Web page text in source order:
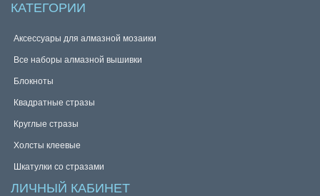
КАТЕГОРИИ
Аксессуары для алмазной мозаики
Все наборы алмазной вышивки
Блокноты
Квадратные стразы
Круглые стразы
Холсты клеевые
Шкатулки со стразами
ЛИЧНЫЙ КАБИНЕТ